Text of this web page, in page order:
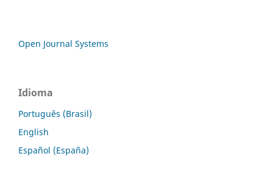
Open Journal Systems
Idioma
Português (Brasil)
English
Español (España)